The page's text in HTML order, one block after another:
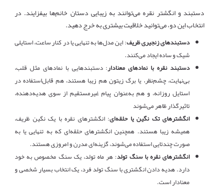
دستبند و انگشتر نقره می‌توانند به زیبایی دستان خانم‌ها بیفزایند. در
انتخاب این دو، می‌توانید خلاقیت بیشتری به خرج دهید.
دستبندهای زنجیری ظریف: این مدل‌ها به تنهایی یا در کنار ساعت، استایلی
شیک و ساده ایجاد می‌کنند.
دستبند نقره با نمادهای معنادار: دستبندهایی با نمادهای مثل قلب،
بی‌نهایت، چشم‌نظر، یا برگ زیتون هم زیبا هستند، هم قابل‌استفاده در
استایل روزانه، و هم به‌عنوان پیام غیرمستقیم از سوی هدیه‌دهنده،
تاثیرگذار ظاهر می‌شوند
انگشترهای تک نگین یا حلقه‌ای: انگشترهای نقره با یک نگین ظریف،
همیشه زیبا هستند. همچنین انگشترهای حلقه‌ای که به تنهایی یا به
صورت چندتایی استفاده می‌شوند، گزینه‌ای مدرن و امروزی هستند.
انگشترهای نقره با سنگ تولد: هر ماه تولد، یک سنگ مخصوص به خود
دارد. هدیه دادن انگشتری با سنگ تولد فرد، یک انتخاب بسیار شخصی و
معنادار است.